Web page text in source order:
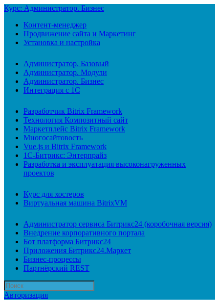
Курс: Администратор. Бизнес
Контент-менеджер
Продвижение сайта и Маркетинг
Установка и настройка
Администратор. Базовый
Администратор. Модули
Администратор. Бизнес
Интеграция с 1С
Разработчик Bitrix Framework
Технология Композитный сайт
Маркетплейс Bitrix Framework
Многосайтовость
Vue.js и Bitrix Framework
1С-Битрикс: Энтерпрайз
Разработка и эксплуатация высоконагруженных
проектов
Курс для хостеров
Виртуальная машина BitrixVM
Администратор сервиса Битрикс24 (коробочная версия)
Внедрение корпоративного портала
Бот платформа Битрикс24
Приложения Битрикс24.Маркет
Бизнес-процессы
Партнёрский REST
Авторизация